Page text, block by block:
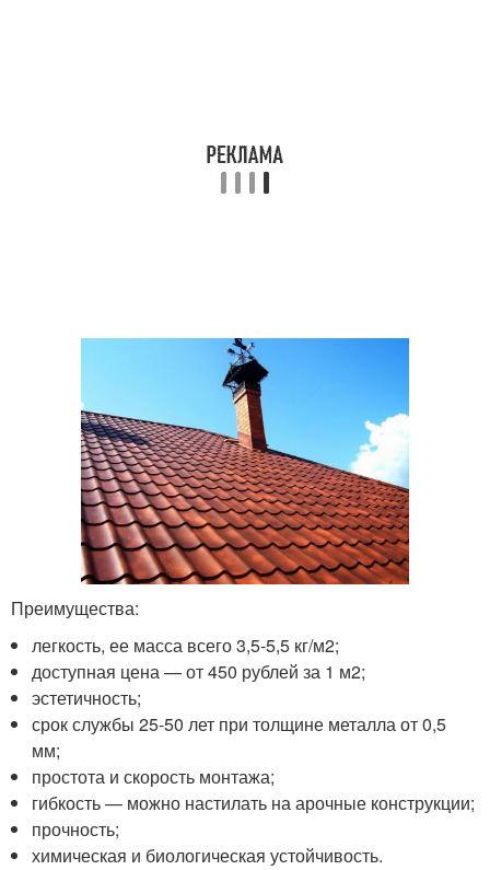
Преимущества:
легкость, ее масса всего 3,5-5,5 кг/м2;
доступная цена — от 450 рублей за 1 м2;
эстетичность;
срок службы 25-50 лет при толщине металла от 0,5
мм;
простота и скорость монтажа;
гибкость — можно настилать на арочные конструкции;
прочность;
химическая и биологическая устойчивость.